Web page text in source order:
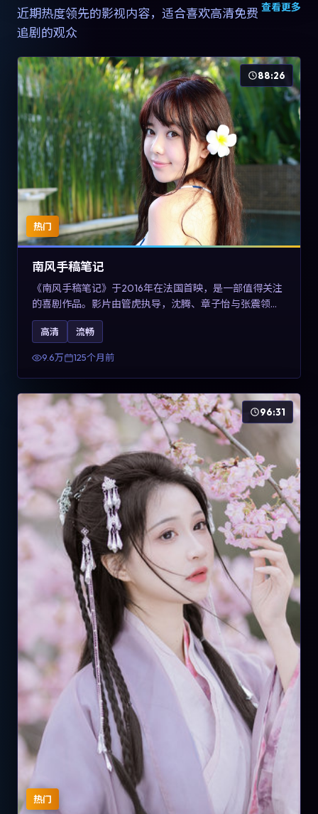
近期热度领先的影视内容，适合喜欢高清免费
追剧的观众
查看更多
热门
88:26
南风手稿笔记
《南风手稿笔记》于2016年在法国首映，是一部值得关注
的喜剧作品。影片由管虎执导，沈腾、章子怡与张震领衔
出演。剧情通过回忆与现实交错呈现记忆的可塑性，整体
完成度高，适合希望了解法国喜剧类型创作的观众在线观
高清 流畅
9.6万 125个月前
热门
96:31